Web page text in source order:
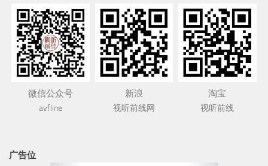
微信公众号
avfline
新浪
视听前线网
淘宝
视听前线
广告位